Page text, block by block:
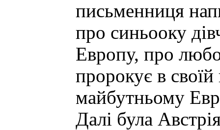
письменниця
про синьооку
Европу, про
пророкує в
майбутньому
Далі була